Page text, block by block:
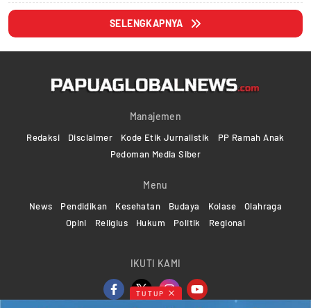
SELENGKAPNYA
Manajemen
Redaksi Disclaimer Kode Etik Jurnalistik
PP Ramah Anak
Pedoman Media Siber
Menu
News Pendidikan Kesehatan Budaya Kolase
Olahraga
Opini
Religius Hukum Politik Regional
IKUTI KAMI
TUTUP